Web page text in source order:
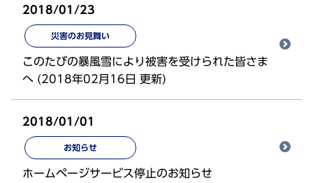
2018/01/23
災害のお見舞い
このたびの暴風雪により被害を受けられた皆さま
へ (2018年02月16日 更新)
2018/01/01
お知らせ
ホームページサービス停止のお知らせ